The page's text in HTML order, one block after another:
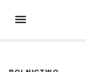
MENU